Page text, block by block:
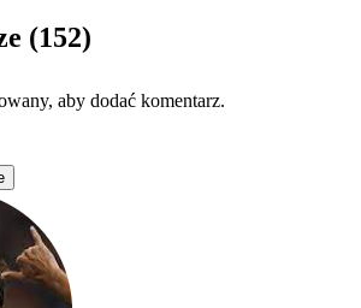
(152)
aby dodać komentarz.